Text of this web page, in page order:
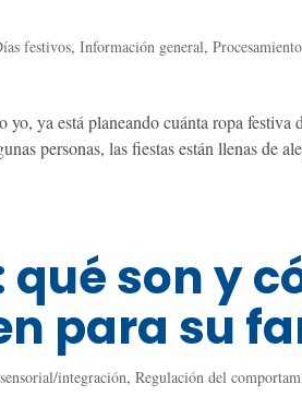
festivos,Información general,Procesamiento
ya está planeando cuánta ropa festiva
personas, las fiestas están llenas de
son y
para su
integración,Regulación del